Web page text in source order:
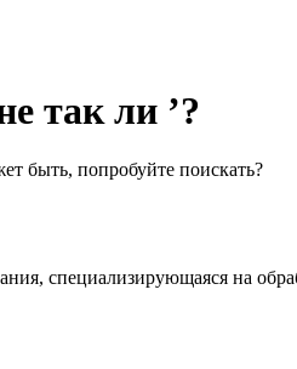
так ли ’?
быть, попробуйте поискать?
специализирующаяся на